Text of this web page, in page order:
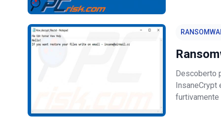
Descoberto
InsaneCrypt
furtivamente